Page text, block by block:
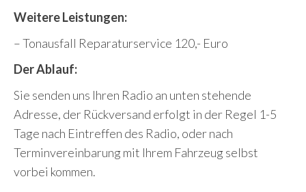
Weitere Leistungen:
– Tonausfall Reparaturservice 120,- Euro
Der Ablauf:
Sie senden uns Ihren Radio an unten stehende
Adresse, der Rückversand erfolgt in der Regel 1-5
Tage nach Eintreffen des Radio, oder nach
Terminvereinbarung mit Ihrem Fahrzeug selbst
vorbei kommen.